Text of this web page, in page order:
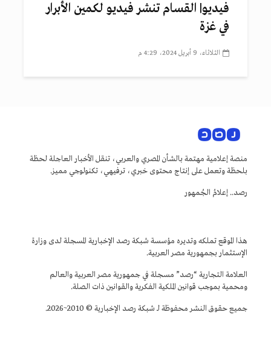
فيديو| القسام تنشر فيديو لكمين الأبرار
في غزة
الثلاثاء، 9 أبريل 2024، 4:29 م
منصة إعلامية مهتمة بالشأن المصري والعربي، تنقل الأخبار العاجلة لحظة
بلحظة وتعمل على إنتاج محتوى خبري، ترفيهي، تكنولوجي مميز.
رصد.. إعلامُ الجُمهور
هذا الموقع تملكه وتديره مؤسسة شبكة رصد الإخبارية المسجلة لدى وزارة
الإستثمار بجمهورية مصر العربية.
العلامة التجارية “رصد” مسجلة في جمهورية مصر العربية والعالم
ومحمية بموجب قوانين الملكية الفكرية والقوانين ذات الصلة.
جميع حقوق النشر محفوظة لـ شبكة رصد الإخبارية © 2010~2026.